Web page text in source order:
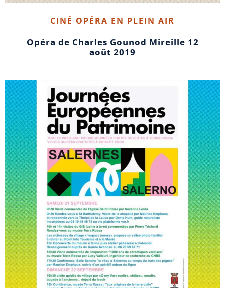
CINÉ OPÉRA EN PLEIN AIR
Opéra de Charles Gounod Mireille 12
août 2019